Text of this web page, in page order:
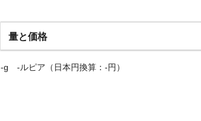
量と価格
-g -ルピア（日本円換算：-円）